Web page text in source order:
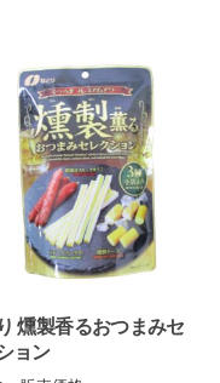
燻製香るおつまみセ
ョン